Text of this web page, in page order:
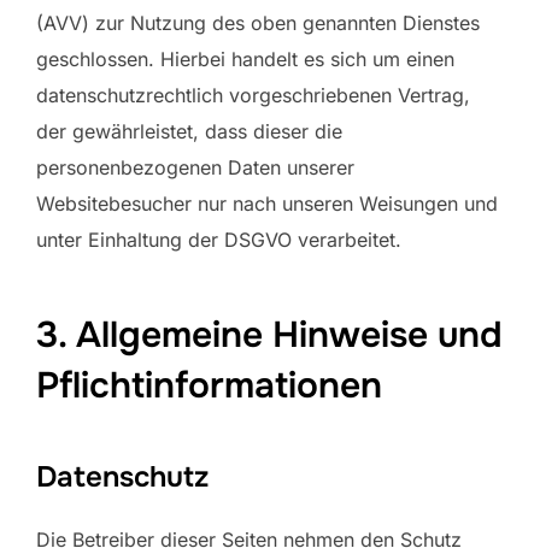
(AVV) zur Nutzung des oben genannten Dienstes
geschlossen. Hierbei handelt es sich um einen
datenschutzrechtlich vorgeschriebenen Vertrag,
der gewährleistet, dass dieser die
personenbezogenen Daten unserer
Websitebesucher nur nach unseren Weisungen und
unter Einhaltung der DSGVO verarbeitet.
3. Allgemeine Hinweise und
Pflicht­informationen
Datenschutz
Die Betreiber dieser Seiten nehmen den Schutz